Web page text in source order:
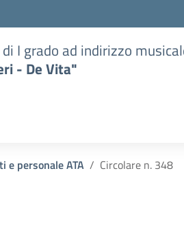
I grado ad indirizzo
- De Vita"
e personale ATA Circolare n. 348